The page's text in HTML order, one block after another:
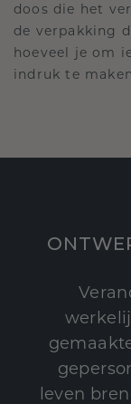
doos die het
de verpakking
hoeveel je om
indruk te
leven